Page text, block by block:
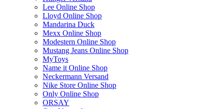
Lee Online Shop
Lloyd Online Shop
Mandarina Duck
Mexx Online Shop
Modestern Online Shop
Mustang Jeans Online Shop
MyToys
Name it Online Shop
Neckermann Versand
Nike Store Online Shop
Only Online Shop
ORSAY